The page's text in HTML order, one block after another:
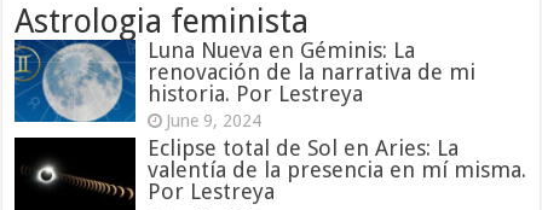
Astrologia feminista
Luna Nueva en Géminis: La
renovación de la narrativa de mi
historia. Por Lestreya
June 9, 2024
Eclipse total de Sol en Aries: La
valentía de la presencia en mí misma.
Por Lestreya